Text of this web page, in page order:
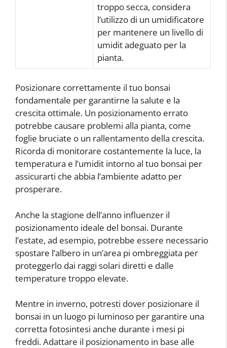
troppo secca, considera
l’utilizzo di un umidificatore
per mantenere un livello di
umidit adeguato per la
pianta.
Posizionare correttamente il tuo bonsai
fondamentale per garantirne la salute e la
crescita ottimale. Un posizionamento errato
potrebbe causare problemi alla pianta, come
foglie bruciate o un rallentamento della crescita.
Ricorda di monitorare costantemente la luce, la
temperatura e l’umidit intorno al tuo bonsai per
assicurarti che abbia l’ambiente adatto per
prosperare.
Anche la stagione dell’anno influenzer il
posizionamento ideale del bonsai. Durante
l’estate, ad esempio, potrebbe essere necessario
spostare l’albero in un’area pi ombreggiata per
proteggerlo dai raggi solari diretti e dalle
temperature troppo elevate.
Mentre in inverno, potresti dover posizionare il
bonsai in un luogo pi luminoso per garantire una
corretta fotosintesi anche durante i mesi pi
freddi. Adattare il posizionamento in base alle